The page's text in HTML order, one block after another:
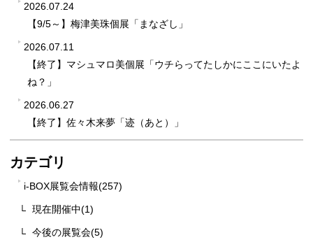
2026.07.24
【9/5～】梅津美珠個展「まなざし」
2026.07.11
【終了】マシュマロ美個展「ウチらってたしかにここにいたよ
ね？」
2026.06.27
【終了】佐々木来夢「迹（あと）」
カテゴリ
i-BOX展覧会情報(257)
現在開催中(1)
今後の展覧会(5)